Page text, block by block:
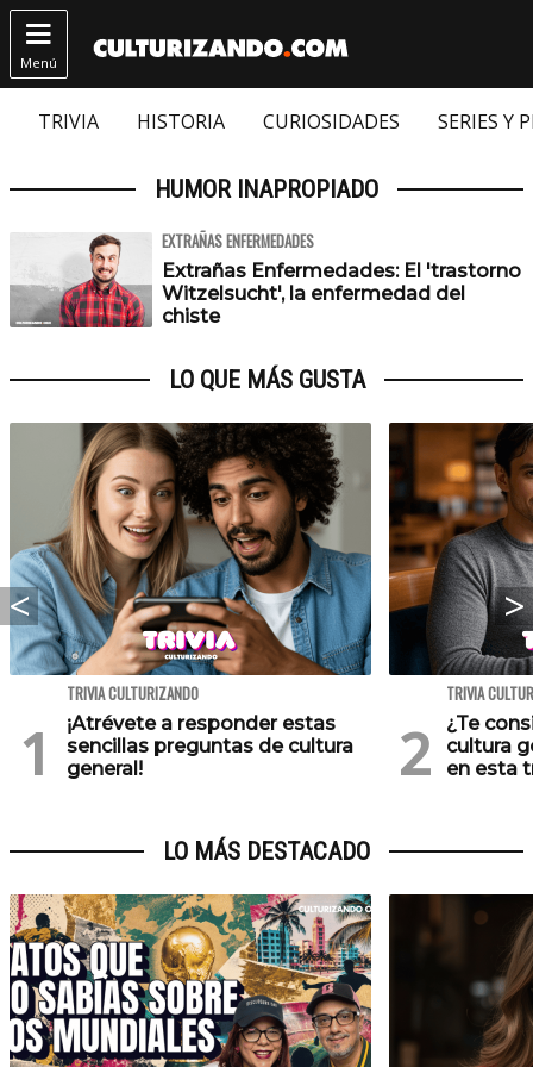

Menú
TRIVIA HISTORIA CURIOSIDADES SERIES Y
HUMOR INAPROPIADO
EXTRAÑAS ENFERMEDADES
Extrañas Enfermedades: El 'trastorno
Witzelsucht', la enfermedad del
chiste
LO QUE MÁS GUSTA
TRIVIA CULTURIZANDO
¡Atrévete a responder estas
sencillas preguntas de cultura
general!
TRIVIA
¿Te
cultura
en esta
LO MÁS DESTACADO